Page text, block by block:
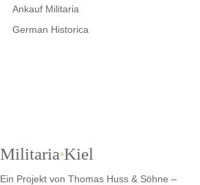
Ankauf Militaria
German Historica
Militaria Kiel
Ein Projekt von Thomas Huss & Söhne –